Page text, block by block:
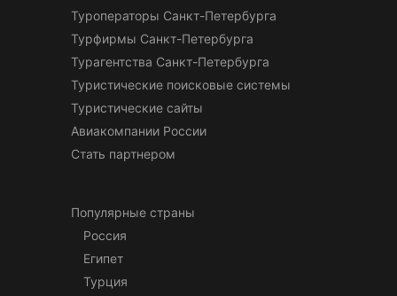
Туроператоры Санкт-Петербурга
Турфирмы Санкт-Петербурга
Турагентства Санкт-Петербурга
Туристические поисковые системы
Туристические сайты
Авиакомпании России
Стать партнером
Популярные страны
Россия
Египет
Турция